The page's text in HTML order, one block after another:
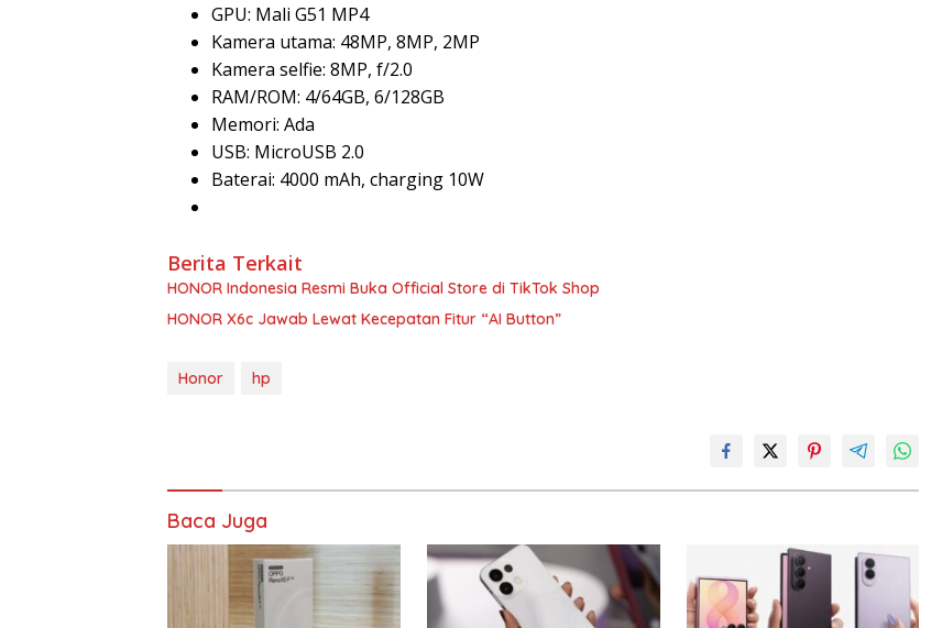
GPU: Mali G51 MP4
Kamera utama: 48MP, 8MP, 2MP
Kamera selfie: 8MP, f/2.0
RAM/ROM: 4/64GB, 6/128GB
Memori: Ada
USB: MicroUSB 2.0
Baterai: 4000 mAh, charging 10W
Berita Terkait
HONOR Indonesia Resmi Buka Official Store di TikTok Shop
HONOR X6c Jawab Lewat Kecepatan Fitur “AI Button”
Honor hp
Baca Juga